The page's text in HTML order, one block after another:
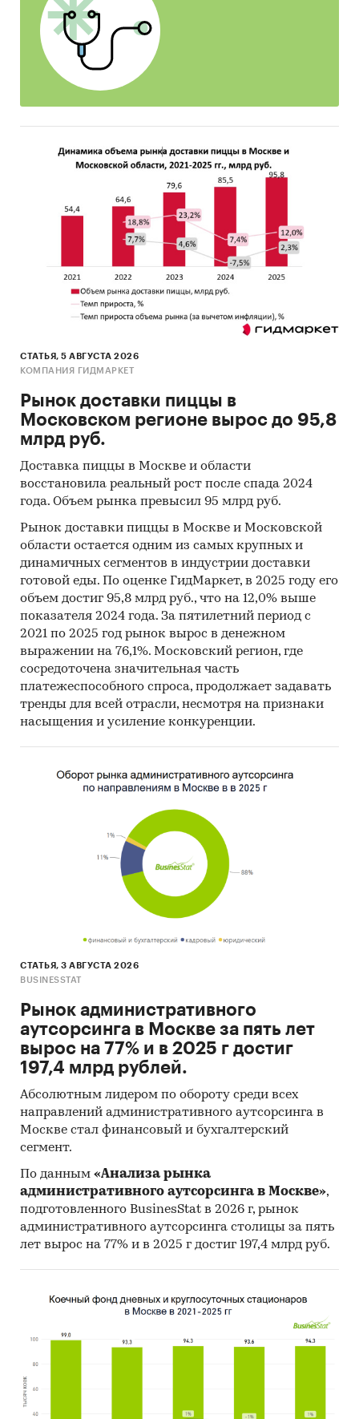
Информация профильных ведомств:
Федеральная служба государственной
статистики (Росстат)
Федеральная налоговая служба
Министерство здравоохранения
Информация, собранная BusinesStat:
выборочная перепись медицинских
оценки потребления медицинских услуг
оценки экспертов медицинской отрасли
Категории: Потребительские услуги
Частная
Москва
СТАТЬЯ, 5 АВГУСТА 2026
КОМПАНИЯ ГИДМАРКЕТ
Рынок доставки пиццы в
Московском регионе вырос до 95,8
млрд руб.
Доставка пиццы в Москве и области
восстановила реальный рост после спада 2024
года. Объем рынка превысил 95 млрд руб.
Рынок доставки пиццы в Москве и Московской
области остается одним из самых крупных и
динамичных сегментов в индустрии доставки
готовой еды. По оценке ГидМаркет, в 2025 году его
объем достиг 95,8 млрд руб., что на 12,0% выше
показателя 2024 года. За пятилетний период с
2021 по 2025 год рынок вырос в денежном
выражении на 76,1%. Московский регион, где
сосредоточена значительная часть
платежеспособного спроса, продолжает задавать
тренды для всей отрасли, несмотря на признаки
насыщения и усиление конкуренции.
СТАТЬЯ, 3 АВГУСТА 2026
BUSINESSTAT
Рынок административного
аутсорсинга в Москве за пять лет
вырос на 77% и в 2025 г достиг
197,4 млрд рублей.
Абсолютным лидером по обороту среди всех
направлений административного аутсорсинга в
Москве стал финансовый и бухгалтерский
сегмент.
По данным «Анализа рынка
административного аутсорсинга в Москве»,
подготовленного BusinesStat в 2026 г, рынок
административного аутсорсинга столицы за пять
лет вырос на 77% и в 2025 г достиг 197,4 млрд руб.